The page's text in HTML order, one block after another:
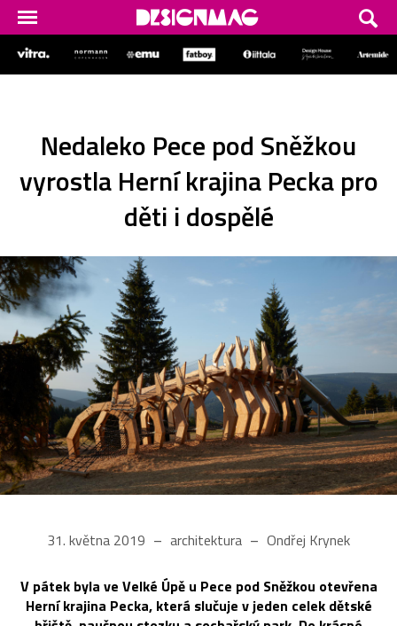
Nedaleko Pece pod Sněžkou
vyrostla Herní krajina Pecka pro
děti i dospělé
31. května 2019 architektura Ondřej Krynek
V pátek byla ve Velké Úpě u Pece pod Sněžkou otevřena
Herní krajina Pecka, která slučuje v jeden celek dětské